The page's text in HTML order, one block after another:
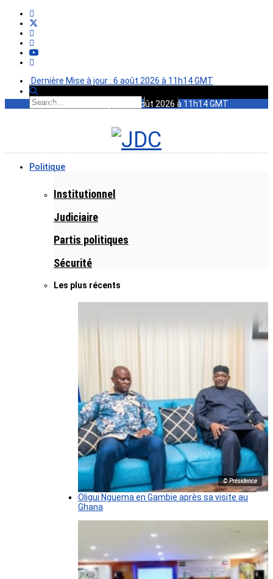
Dernière Mise à jour : 6 août 2026 à 11h14 GMT
Dernière Mise à jour : 6 août 2026 à 11h14 GMT
Politique
Institutionnel
Judiciaire
Partis politiques
Sécurité
Les plus récents
© Présidence
Oligui Nguema en Gambie après sa visite au
Ghana